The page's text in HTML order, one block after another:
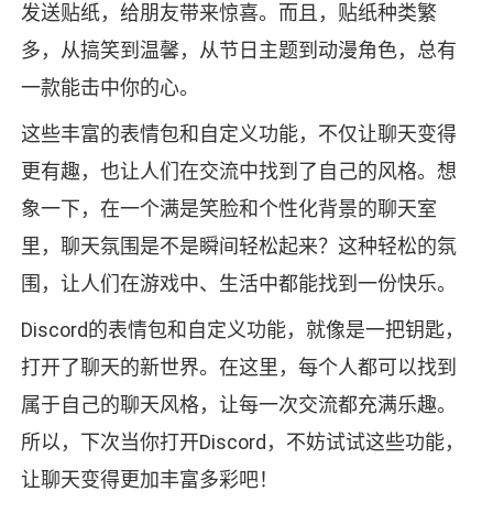
发送贴纸，给朋友带来惊喜。而且，贴纸种类繁
多，从搞笑到温馨，从节日主题到动漫角色，总有
一款能击中你的心。
这些丰富的表情包和自定义功能，不仅让聊天变得
更有趣，也让人们在交流中找到了自己的风格。想
象一下，在一个满是笑脸和个性化背景的聊天室
里，聊天氛围是不是瞬间轻松起来？这种轻松的氛
围，让人们在游戏中、生活中都能找到一份快乐。
Discord的表情包和自定义功能，就像是一把钥匙，
打开了聊天的新世界。在这里，每个人都可以找到
属于自己的聊天风格，让每一次交流都充满乐趣。
所以，下次当你打开Discord，不妨试试这些功能，
让聊天变得更加丰富多彩吧！